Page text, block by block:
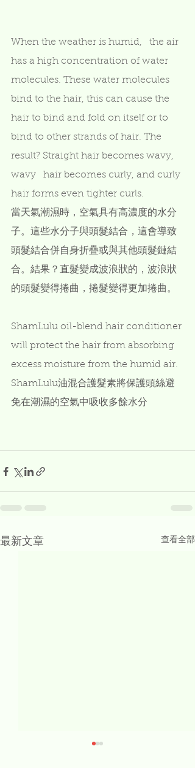
When the weather is humid,   the air
has a high concentration of water
molecules. These water molecules
bind to the hair, this can cause the
hair to bind and fold on itself or to
bind to other strands of hair. The
result? Straight hair becomes wavy,
wavy   hair becomes curly, and curly
hair forms even tighter curls.
當天氣潮濕時，空氣具有高濃度的水分
子。這些水分子與頭髮結合，這會導致
頭髮結合併自身折疊或與其他頭髮鏈結
合。結果？直髮變成波浪狀的，波浪狀
的頭髮變得捲曲，捲髮變得更加捲曲。
ShamLulu oil-blend hair conditioner
will protect the hair from absorbing
excess moisture from the humid air.
ShamLulu油混合護髮素將保護頭絲避
免在潮濕的空氣中吸收多餘水分
最新文章 查看全部